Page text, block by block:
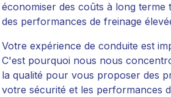
économiser des coûts à long terme
des performances de freinage
Votre expérience de conduite est
C'est pourquoi nous nous
la qualité pour vous proposer des
votre sécurité et les performances